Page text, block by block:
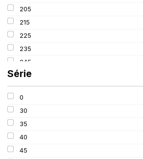
205
215
225
235
245
255
265
275
285
295
305
315
Série
0
30
35
40
45